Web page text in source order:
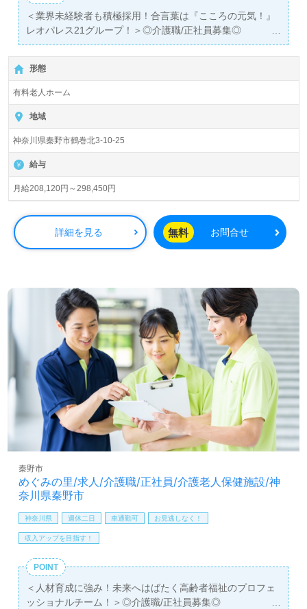
＜業界未経験者も積極採用！合言葉は『こころの元気！』
レオパレス21グループ！＞◎介護職/正社員募集◎
【月給208,120円～298,450円】＊初任者研修以上有資格者
向け求人＊『三咲駅』徒歩14分。お車通勤可能です。
入居定員18名（18室/全室個室）『あずみ苑グランデ鶴
巻』株式会社レオパレス21グループ/株式会社アズ・ライフ
ケア（本社：東京都中野区）様の運営です。従業員数
1,300名以上、茨城県、栃木県、群馬県、埼玉県、千葉
県、東京都、神奈川県、岐阜県、静岡県、愛知県を中心に
87ヶ所の有料老人ホーム『あすみ苑』をブランド展開され
◎『働きやすい環境×やりがいを感じられる職場＝プロフ
ェッショナルとしてのステージ』をプロデュースされてい
る事業所様！◎
看護助手や介護職経験のある方はもちろん、これから介護
『少人数制でご利用者様お一人おひとりに寄り添いたい』
『資格取得を目指している、介護知識や技術力を高めた
い』『ご利用者様のお役に立てるキャリアを描きたい』
『転職でキャリアチェンジを実現したい、施設形態や環境
を変えて働きたい』等の方も大歓迎です！募集詳細等、担
当コンサルタントよりご案内します。ご質問も遠慮なくお
願いします。
【同時募集：あなたのエリアでお探しします！】＊職種：
介護職 ＊雇用形態：正社員 ＊資格：初任者研修以上
＊募集エリア：埼玉県、千葉県、東京都、神奈川県、群馬
県、愛知県
細をご案内します。
護】＊求人情報収集、将来的に検討の方も遠慮なく＊
LINE、メール、お電話などご希望に応じてお問い合わせ/ご
料サービスをご利用いただけます。＜非公開求人も取扱い
あり！＞"転職支援"のプロと一緒に転職活動！お問い合わ
せお待ちしております。
形態
有料老人ホーム
地域
神奈川県秦野市鶴巻北3-10-25
給与
月給208,120円～298,450円
詳細を見る 無料 お問合せ
めぐみの里/求人/介護職/正社員/介護老人保健施設/神
奈川県秦野市
秦野市
神奈川県 週休二日 車通勤可 お見逃しなく！
収入アップを目指す！
POINT
＜人材育成に強み！未来へはばたく高齢者福祉のプロフェ
ッショナルチーム！＞◎介護職/正社員募集◎